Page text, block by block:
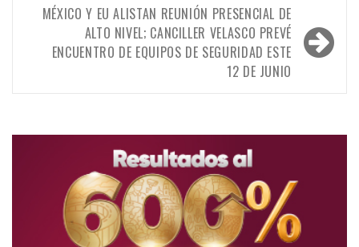
MÉXICO Y EU ALISTAN REUNIÓN PRESENCIAL DE
ALTO NIVEL; CANCILLER VELASCO PREVÉ
ENCUENTRO DE EQUIPOS DE SEGURIDAD ESTE
12 DE JUNIO